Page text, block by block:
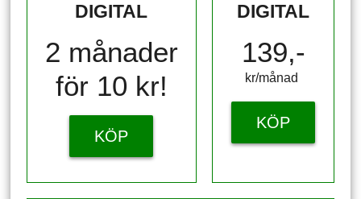
DIGITAL
2 månader
för 10 kr!
KÖP
DIGITAL
139,-
kr/månad ​​​​​​
KÖP